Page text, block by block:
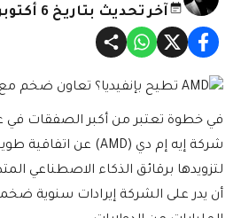
آخر تحديث بتاريخ 6 أكتوبر 2025
في خطوة تعتبر من أكبر الصفقات في
لتزويدها برقائق الذكاء الاصطناعي
أن يدر على الشركة إيرادات سنوية